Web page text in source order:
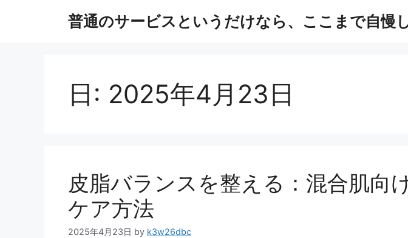
普通のサービスというだけなら、ここまで自慢
日: 2025年4月23日
皮脂バランスを整える：混合肌向
ケア方法
2025年4月23日 by k3w26dbc